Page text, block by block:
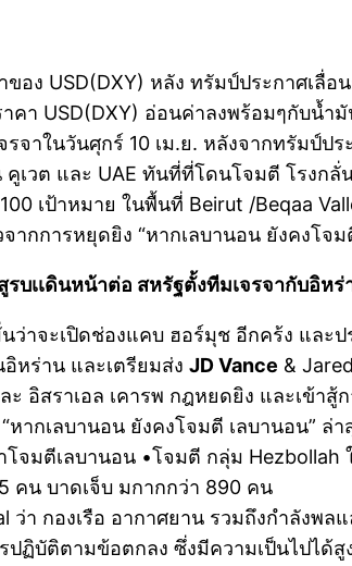
อง USD(DXY) หลัง ทรัมป์ประกาศเลื่
คา USD(DXY) อ่อนค่าลงพร้อมๆกับน้
จาในวันศุกร์ 10 เม.ย. หลังจากทรัมป์
คูเวต และ UAE ทันที่ที่โดนโจมตี โรง
เป้าหมาย ในพื้นที่ Beirut /Beqaa
กการหยุดยิง “หากเลบานอน ยังคงโจ
บเเดินหน้าต่อ สหรัฐตั้งทีมเจรจากับอิห
ว่าจะเปิดช่องแคบ ฮอร์มุช อีกคร้ง แล
หร่าน และเตรียมส่ง JD Vance &
อิสราเอล เคารพ กฎหยดยิง และเข้าสู้ก
ากเลบานอน ยังคงโจมตี เลบานอน”
จมตีเลบานอน •โจมตี กลุ่ม
คน บาดเจ็บ มกากกว่า 890 คน
ว่า กองเรือ อากาศยาน รวมถึงกำลัง
ฏิบัติตามข้อตกลง ซึ่งมีความเป็นไปได้